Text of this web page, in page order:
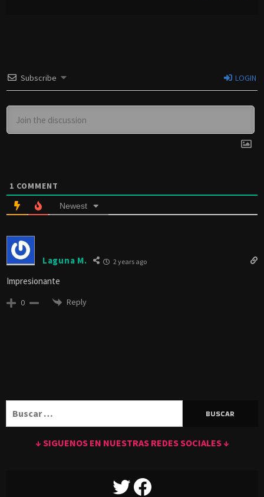
Subscribe LOGIN
1 COMMENT
Newest
Laguna M. 2 years ago
Impresionante
0 Reply
↓ SIGUENOS EN NUESTRAS REDES SOCIALES ↓
TWITTERFACEBOOK